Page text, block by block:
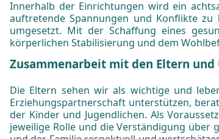
Innerhalb der Einrichtungen wird ein
auftretende Spannungen und Konflikte
umgesetzt. Mit der Schaffung eines
körperlichen Stabilisierung und dem
Zusammenarbeit mit den Eltern
Die Eltern sehen wir als wichtige und
Erziehungspartnerschaft unterstützen,
der Kinder und Jugendlichen. Als
jeweilige Rolle und die Verständigung über